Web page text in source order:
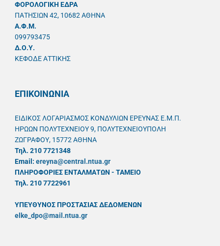
ΦΟΡΟΛΟΓΙΚΗ ΕΔΡΑ
ΠΑΤΗΣΙΩΝ 42, 10682 ΑΘΗΝΑ
A.Φ.Μ.
099793475
Δ.Ο.Υ.
ΚΕΦΟΔΕ ΑΤΤΙΚΗΣ
ΕΠΙΚΟΙΝΩΝΙΑ
ΕΙΔΙΚΟΣ ΛΟΓΑΡΙΑΣΜΟΣ ΚΟΝΔΥΛΙΩΝ ΕΡΕΥΝΑΣ Ε.Μ.Π.
ΗΡΩΩΝ ΠΟΛΥΤΕΧΝΕΙΟΥ 9, ΠΟΛΥΤΕΧΝΕΙΟΥΠΟΛΗ
ΖΩΓΡΑΦΟΥ, 15772 ΑΘΗΝΑ
Τηλ. 210 7721348
Email: ereyna@central.ntua.gr
ΠΛΗΡΟΦΟΡΙΕΣ ΕΝΤΑΛΜΑΤΩΝ - ΤΑΜΕΙΟ
Τηλ. 210 7722961
ΥΠΕΥΘYΝΟΣ ΠΡΟΣΤΑΣΙΑΣ ΔΕΔΟΜΕΝΩΝ
elke_dpo@mail.ntua.gr